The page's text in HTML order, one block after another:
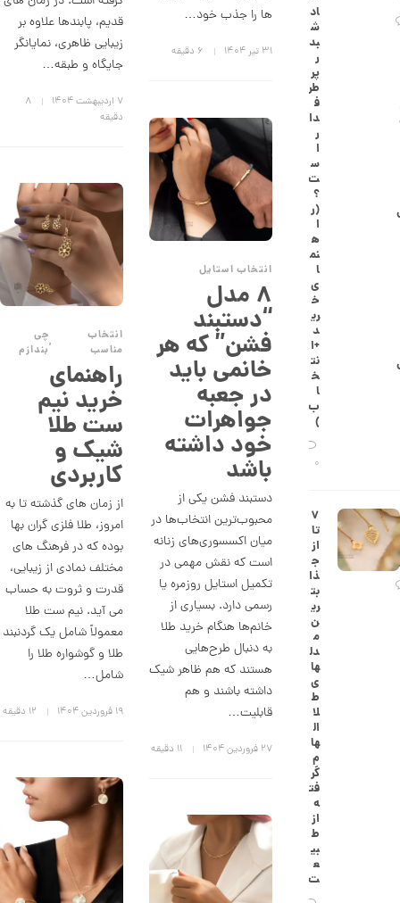
ها را جذب خود…
۳۱ تیر ۱۴۰۴ 6 دقیقه
قدیم، پابندها علاوه بر
زیبایی ظاهری، نمایانگر
جایگاه و طبقه…
۷ اردیبهشت ۱۴۰۴
8
دقیقه
انتخاب استایل
۸ مدل
“دستبند
فشن” که هر
خانمی باید
در جعبه
جواهرات
خود داشته
باشد
دستبند فشن یکی از
محبوب‌ترین انتخاب‌ها در
میان اکسسوری‌های زنانه
است که نقش مهمی در
تکمیل استایل روزمره یا
رسمی دارد. بسیاری از
خانم‌ها هنگام خرید طلا
به دنبال طرح‌هایی
هستند که هم ظاهر شیک
داشته باشند و هم
قابلیت…
۲۷ فروردین ۱۴۰۴ 11 دقیقه
انتخاب
مناسب
,چی
بندازم
راهنمای
خرید نیم
ست طلا
شیک و
کاربردی
از زمان های گذشته تا به
امروز، طلا فلزی گران بها
بوده که در فرهنگ های
مختلف نمادی از زیبایی،
قدرت و ثروت به حساب
می آید. نیم ست طلا
معمولاً شامل یک گردنبند
طلا و گوشواره طلا را
شامل…
۱۹ فروردین ۱۴۰۴ 12 دقیقه
اد
ش
بد
ر
پر
طر
ف
دا
ر
ا
س
ت
؟
(ر
ا
ه
نم
ا
ی
خ
ری
د
+ا
نت
خ
ا
ب
)
0
۷
تا
از
ج
ذا
بت
ری
ن
م
دل
ها
ی
ط
لا
ال
ها
م
گر
فت
ه
از
ط
بی
ع
ت
2
8
0
0
0
ت
و
م
ا
ن
ا
ن
گ
ش
ت
ط
ک
ا
ر
ت
ی
ه
ک
د
C
R
8
8
8
1
1
3
,
6
5
3